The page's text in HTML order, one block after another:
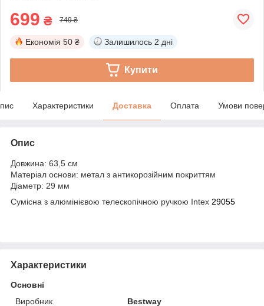
699 ₴ 749 ₴
Економія 50 ₴ Залишилось 2 дні
Купити
Характеристики Доставка Оплата Умови
Опис
Довжина: 63,5 см
Матеріал основи: метал з антикорозійним покриттям
Діаметр: 29 мм
Сумісна з алюмінієвою телескопічною ручкою Intex 29055
Характеристики
Основні
Виробник
Bestway